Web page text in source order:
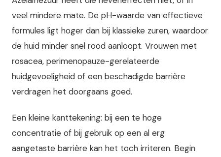
veel mindere mate. De pH-waarde van effectieve
formules ligt hoger dan bij klassieke zuren, waardoor
de huid minder snel rood aanloopt. Vrouwen met
rosacea, perimenopauze-gerelateerde
huidgevoeligheid of een beschadigde barrière
verdragen het doorgaans goed.
Een kleine kanttekening: bij een te hoge
concentratie of bij gebruik op een al erg
aangetaste barrière kan het toch irriteren. Begin